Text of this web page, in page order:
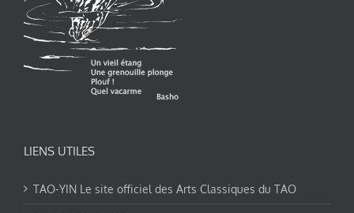
LIENS UTILES
TAO-YIN Le site officiel des Arts Classiques du TAO